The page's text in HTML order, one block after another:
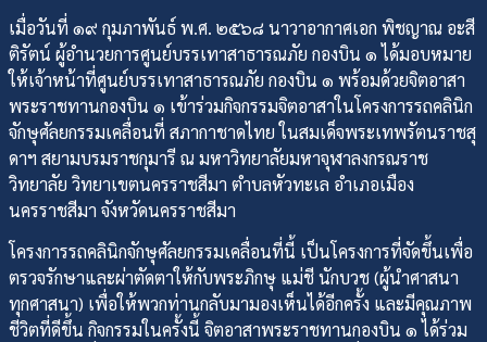
เมื่อวันที่ ๑๙ กุมภาพันธ์ พ.ศ. ๒๕๖๘ นาวาอากาศเอก พิชญาณ อะสี
ติรัตน์ ผู้อำนวยการศูนย์บรรเทาสาธารณภัย กองบิน ๑ ได้มอบหมาย
ให้เจ้าหน้าที่ศูนย์บรรเทาสาธารณภัย กองบิน ๑ พร้อมด้วยจิตอาสา
พระราชทานกองบิน ๑ เข้าร่วมกิจกรรมจิตอาสาในโครงการรถคลินิก
จักษุศัลยกรรมเคลื่อนที่ สภากาชาดไทย ในสมเด็จพระเทพรัตนราชสุ
ดาฯ สยามบรมราชกุมารี ณ มหาวิทยาลัยมหาจุฬาลงกรณราช
วิทยาลัย วิทยาเขตนครราชสีมา ตำบลหัวทะเล อำเภอเมือง
นครราชสีมา จังหวัดนครราชสีมา
โครงการรถคลินิกจักษุศัลยกรรมเคลื่อนที่นี้ เป็นโครงการที่จัดขึ้นเพื่อ
ตรวจรักษาและผ่าตัดตาให้กับพระภิกษุ แม่ชี นักบวช (ผู้นำศาสนา
ทุกศาสนา) เพื่อให้พวกท่านกลับมามองเห็นได้อีกครั้ง และมีคุณภาพ
ชีวิตที่ดีขึ้น กิจกรรมในครั้งนี้ จิตอาสาพระราชทานกองบิน ๑ ได้ร่วม